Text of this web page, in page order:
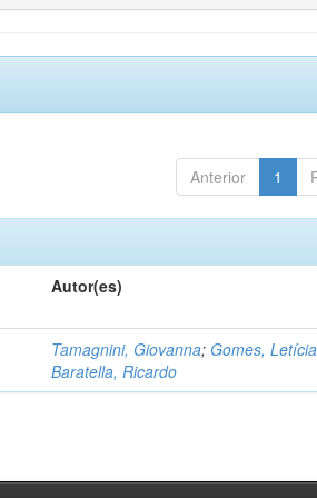
Anterior 1
Autor(es)
Tamagnini, Giovanna; Gomes, Letícia
Baratella, Ricardo